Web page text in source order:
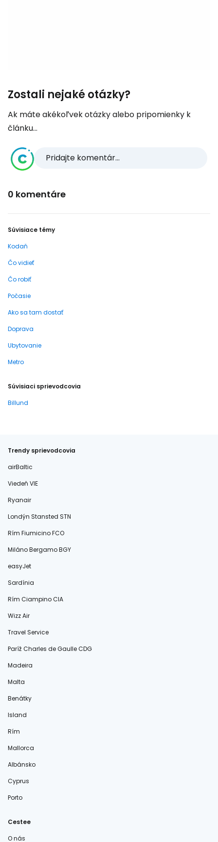
Zostali nejaké otázky?
Ak máte akékoľvek otázky alebo pripomienky k
článku...
Pridajte komentár...
0 komentáre
Súvisiace témy
Kodaň
Čo vidieť
Čo robiť
Počasie
Ako sa tam dostať
Doprava
Ubytovanie
Metro
Súvisiaci sprievodcovia
Billund
Trendy sprievodcovia
airBaltic
Viedeň VIE
Ryanair
Londýn Stansted STN
Rím Fiumicino FCO
Miláno Bergamo BGY
easyJet
Sardínia
Rím Ciampino CIA
Wizz Air
Travel Service
Paríž Charles de Gaulle CDG
Madeira
Malta
Benátky
Island
Rím
Mallorca
Albánsko
Cyprus
Porto
Cestee
O nás